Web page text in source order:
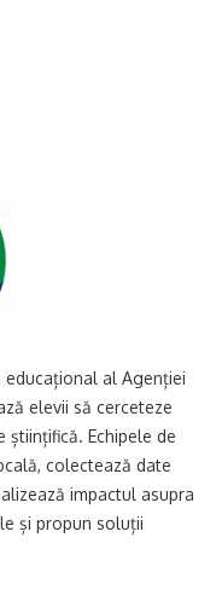
al Agenției
elevii să cerceteze
Echipele de
colectează date
impactul asupra
și propun soluții